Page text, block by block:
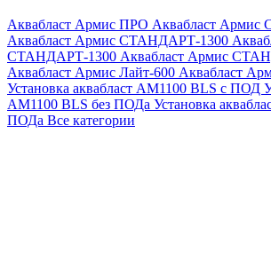
Аквабласт Армис ПРО Аквабласт
Аквабласт Армис СТАНДАРТ-1300
СТАНДАРТ-1300 Аквабласт Армис
Аквабласт Армис Лайт-600 Аквабласт
Установка аквабласт AM1100 BLS с ПОД
AM1100 BLS без ПОДа Установка
ПОДа Все категории